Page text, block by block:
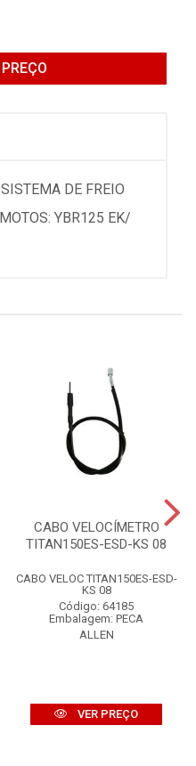
DE FREIO
YBR125 EK/
CABO VELOCÍMETRO
TITAN150ES-ESD-KS 08
CABO VELOC TITAN150ES-ESD-
KS 08
Código: 64185
Embalagem: PECA
ALLEN
VER PREÇO